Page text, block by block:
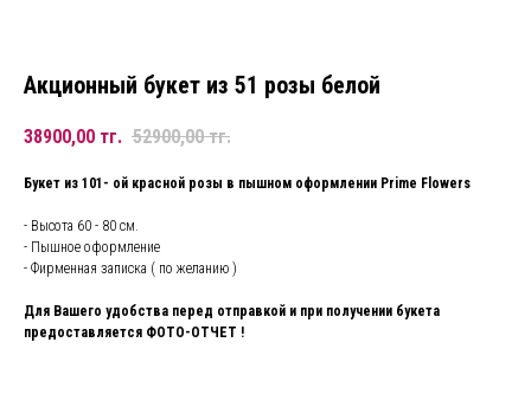
Акционный букет из 51 розы белой
38900,00 тг. 52900,00 тг.
Букет из 101- ой красной розы в пышном оформлении Prime Flowers
- Высота 60 - 80 см.
- Пышное оформление
- Фирменная записка ( по желанию )
Для Вашего удобства перед отправкой и при получении букета
предоставляется ФОТО-ОТЧЕТ !